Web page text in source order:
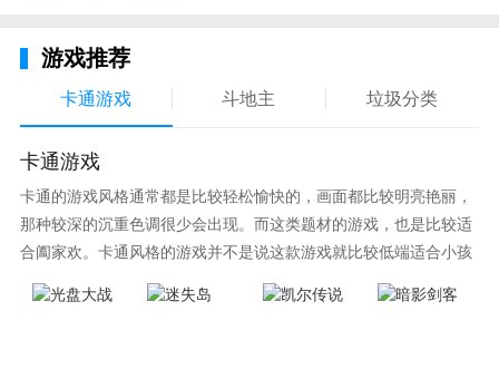
快速的体验升阶的经验;
2、情缘殿可以让两情相悦的神仙伴侣在此结下生死相
模式，这里有着大量的强化石，可以得到不少的奖励。
游戏推荐
卡通游戏 斗地主 垃圾分类
卡通游戏
卡通的游戏风格通常都是比较轻松愉快的，画面都比较明亮艳丽，
那种较深的沉重色调很少会出现。而这类题材的游戏，也是比较适
合阖家欢。卡通风格的游戏并不是说这款游戏就比较低端适合小孩
子玩，因为很多游戏厂商会故意把游戏中添加进入卡通元素，这也
可以说是一种勾起大家兴趣的手段！身边有好友能够在一起游戏的